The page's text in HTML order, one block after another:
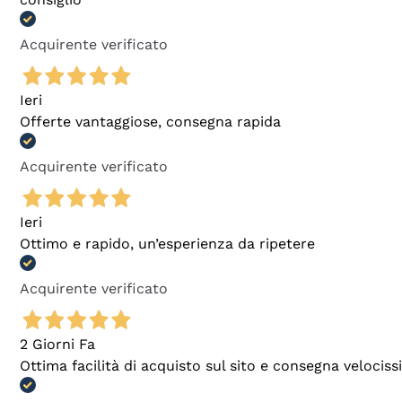
Acquirente verificato
Ieri
Offerte vantaggiose, consegna rapida
Acquirente verificato
Ieri
Ottimo e rapido, un’esperienza da ripetere
Acquirente verificato
2 Giorni Fa
Ottima facilità di acquisto sul sito e consegna